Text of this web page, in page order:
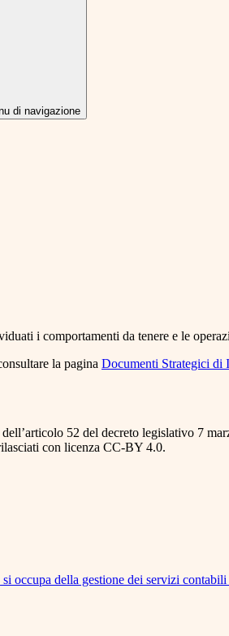
di navigazione
i comportamenti da tenere e le
la pagina Documenti Strategici di
52 del decreto legislativo 7
con licenza CC-BY 4.0.
occupa della gestione dei servizi